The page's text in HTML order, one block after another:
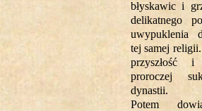
błyskawic i
delikatnego
uwypuklenia
tej samej
przyszłość
proroczej
dynastii.
Potem